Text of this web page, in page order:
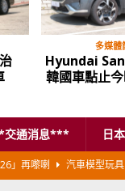
多媒體
Hyundai
韓國車點止
通消息*** 日
商用車停車場減租
東南